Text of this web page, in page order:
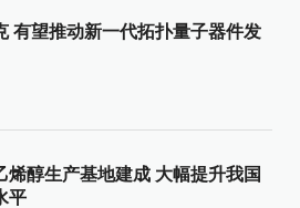
有望推动新一代拓扑量子器件发
烯醇生产基地建成 大幅提升我国
平